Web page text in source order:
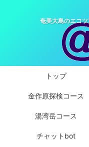
奄美大島のエコ
トップ
金作原探検コース
湯湾岳コース
チャットbot